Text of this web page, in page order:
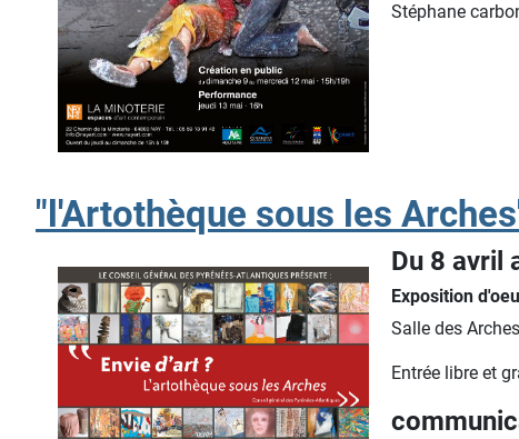
Stéphane
"l'Artothèque sous les
Du 8 avril
Exposition
Salle des
Entrée libre et